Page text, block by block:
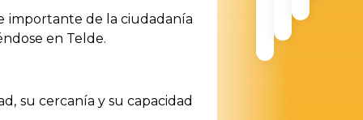
importante de la ciudadanía
en Telde.
su cercanía y su capacidad